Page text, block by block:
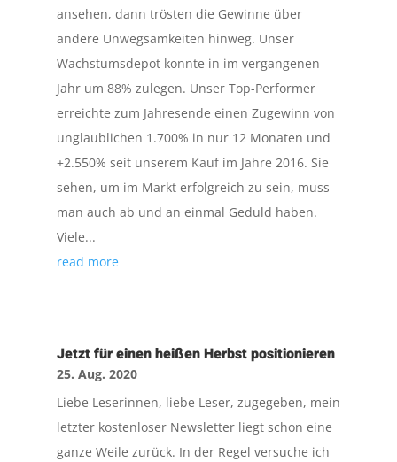
ansehen, dann trösten die Gewinne über
andere Unwegsamkeiten hinweg. Unser
Wachstumsdepot konnte in im vergangenen
Jahr um 88% zulegen. Unser Top-Performer
erreichte zum Jahresende einen Zugewinn von
unglaublichen 1.700% in nur 12 Monaten und
+2.550% seit unserem Kauf im Jahre 2016. Sie
sehen, um im Markt erfolgreich zu sein, muss
man auch ab und an einmal Geduld haben.
Viele...
read more
Jetzt für einen heißen Herbst positionieren
25. Aug. 2020
Liebe Leserinnen, liebe Leser, zugegeben, mein
letzter kostenloser Newsletter liegt schon eine
ganze Weile zurück. In der Regel versuche ich